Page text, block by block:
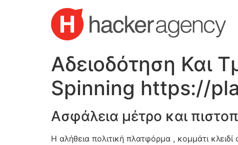
Αδειοδότηση Και
Spinning https://
Ασφάλεια μέτρο και
Η αλήθεια πολιτική πλατφόρμα , κομμάτι